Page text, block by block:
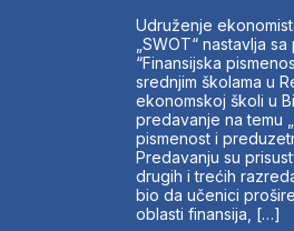
Udruženje
„SWOT“ nastavlja
“Finansijska
srednjim školama u
ekonomskoj školi u
predavanje na temu
pismenost i
Predavanju su
drugih i trećih
bio da učenici
oblasti finansija, […]